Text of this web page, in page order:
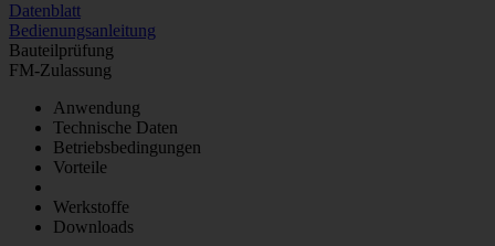
Datenblatt
Bedienungsanleitung
Bauteilprüfung
FM-Zulassung
Anwendung
Technische Daten
Betriebsbedingungen
Vorteile
Werkstoffe
Downloads